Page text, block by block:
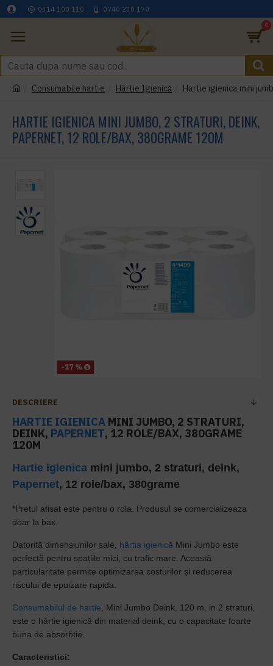
0314 100 110 0740 230 170
0
Consumabile hartie Hârtie Igienică Hartie igienica mini
HARTIE IGIENICA MINI JUMBO, 2 STRATURI, DEINK,
PAPERNET, 12 ROLE/BAX, 380GRAME 120M
-17 %
DESCRIERE
HARTIE IGIENICA MINI JUMBO, 2 STRATURI,
DEINK, PAPERNET, 12 ROLE/BAX, 380GRAME
120M
Hartie igienica mini jumbo, 2 straturi, deink,
Papernet, 12 role/bax, 380grame
*Pretul afisat este pentru o rola. Produsul se comercializeaza
doar la bax.
Datorită dimensiunilor sale, hârtia igienică Mini Jumbo este
perfectă pentru spațiile mici, cu trafic mare. Această
particularitate permite optimizarea costurilor și reducerea
riscului de epuizare rapida.
Consumabilul de hartie , Mini Jumbo Deink, 120 m, in 2 straturi,
este o hârtie igienică din material deink, cu o capacitate foarte
buna de absorbtie.
Caracteristici: